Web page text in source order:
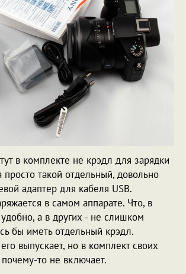
в комплекте не крэдл для зарядки
просто такой отдельный, довольно
адаптер для кабеля USB.
в самом аппарате. Что, в
а в других - не слишком
бы иметь отдельный крэдл.
выпускает, но в комплект своих
то не включает.